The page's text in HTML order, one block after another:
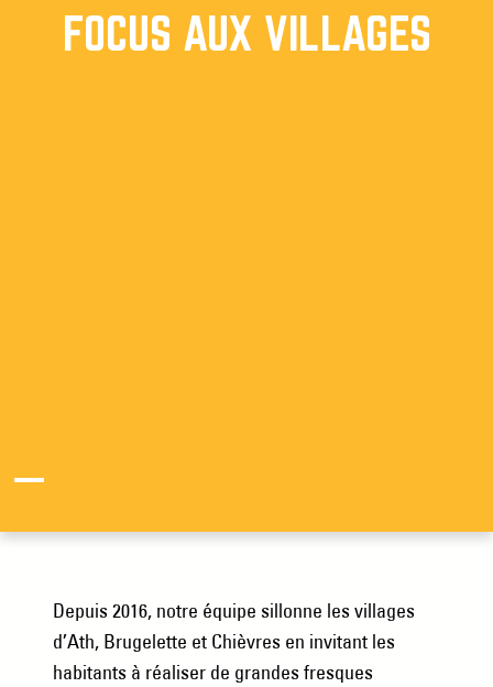
FOCUS AUX VILLAGES
Depuis 2016, notre équipe sillonne les villages
d’Ath, Brugelette et Chièvres en invitant les
habitants à réaliser de grandes fresques